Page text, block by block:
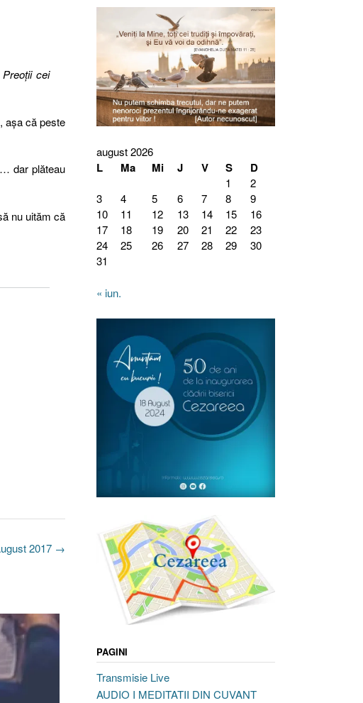
Preoţii cei
aşa că peste
dar plăteau
nu uităm că
2017 →
august 2026
L Ma Mi J V S D
1
2
3
4 5 6 7 8
9
10
11 12 13 14 15
16
17
18 19 20 21 22
23
24
25 26 27 28 29
30
31
« iun.
PAGINI
Transmisie Live
AUDIO I MEDITATII DIN CUVANT